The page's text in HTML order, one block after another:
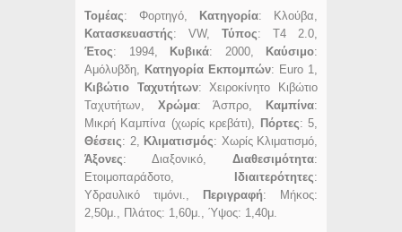
Τομέας: Φορτηγό, Κατηγορία: Κλούβα,
Κατασκευαστής: VW, Τύπος: T4 2.0,
Έτος: 1994, Κυβικά: 2000, Καύσιμο:
Αμόλυβδη,
Κατηγορία Εκπομπών: Euro 1,
Κιβώτιο Ταχυτήτων: Χειροκίνητο Κιβώτιο
Ταχυτήτων, Χρώμα: Άσπρο, Καμπίνα:
Μικρή Καμπίνα (χωρίς κρεβάτι),
Πόρτες: 5,
Θέσεις: 2, Κλιματισμός: Χωρίς Κλιματισμό,
Άξονες: Διαξονικό, Διαθεσιμότητα:
Ετοιμοπαράδοτο,
Ιδιαιτερότητες:
Υδραυλικό τιμόνι.,
Περιγραφή: Μήκος:
2,50μ., Πλάτος: 1,60μ., Ύψος: 1,40μ.